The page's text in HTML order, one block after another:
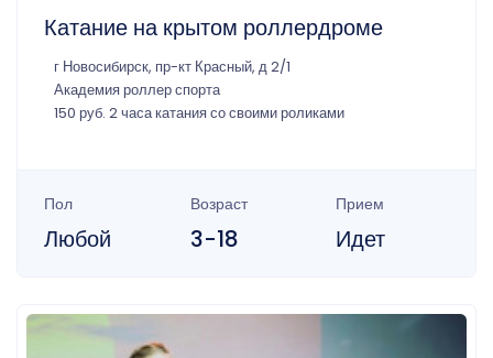
Катание на крытом роллердроме
г Новосибирск, пр-кт Красный, д 2/1
Академия роллер спорта
150 руб. 2 часа катания со своими роликами
Пол
Любой
Возраст
3-18
Прием
Идет